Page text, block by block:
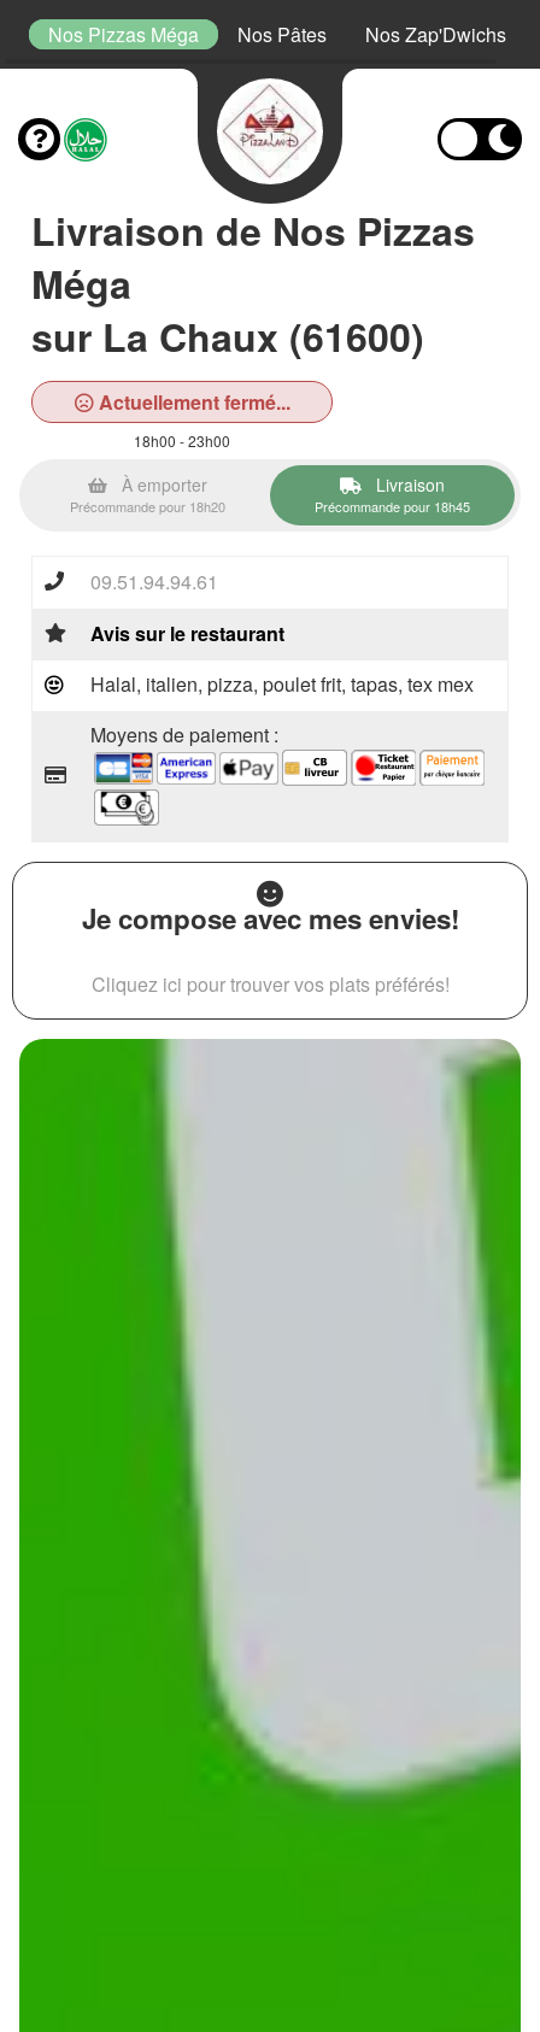
Nos Pizzas Méga Nos Pâtes Nos Zap'Dwichs
Livraison de Nos Pizzas
Méga
sur La Chaux (61600)
Actuellement fermé...
18h00 - 23h00
À emporter
Précommande pour 18h20
Livraison
Précommande pour 18h45
09.51.94.94.61
Avis sur le restaurant
Halal, italien, pizza, poulet frit, tapas, tex mex
Moyens de paiement :
Je compose avec mes envies!
Cliquez ici pour trouver vos plats préférés!